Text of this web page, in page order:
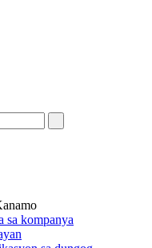
sa kompanya